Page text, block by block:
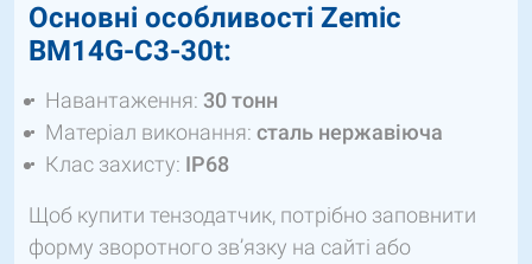
Основні особливості Zemic
BM14G-C3-30t:
Навантаження: 30 тонн
Матеріал виконання: сталь нержавіюча
Клас захисту: IP68
Щоб купити тензодатчик, потрібно заповнити
форму зворотного зв’язку на сайті або